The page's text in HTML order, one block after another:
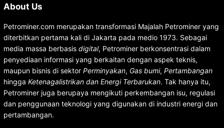
About Us
Petrominer.com merupakan transformasi Majalah Petrominer yang
diterbitkan pertama kali di Jakarta pada medio 1973. Sebagai
media massa berbasis digital, Petrominer berkonsentrasi dalam
penyediaan informasi yang berkaitan dengan aspek teknis,
maupun bisnis di sektor Perminyakan, Gas bumi, Pertambangan
hingga Ketenagalistrikan dan Energi Terbarukan. Tak hanya itu,
Petrominer juga berupaya mengikuti perkembangan isu, regulasi
dan penggunaan teknologi yang digunakan di industri energi dan
pertambangan.